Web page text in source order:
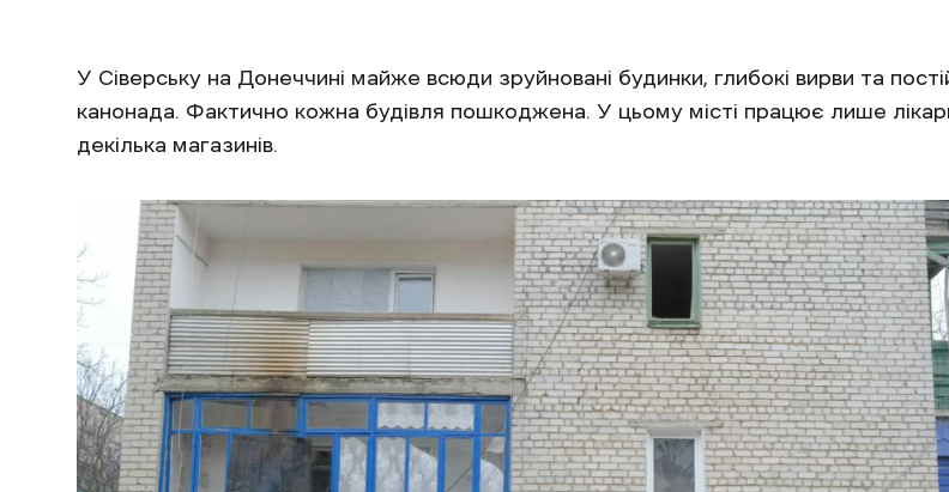
У Сіверську на Донеччині майже всюди зруйновані будинки, глибокі вирви та
канонада. Фактично кожна будівля пошкоджена. У цьому місті працює лише
декілька магазинів.